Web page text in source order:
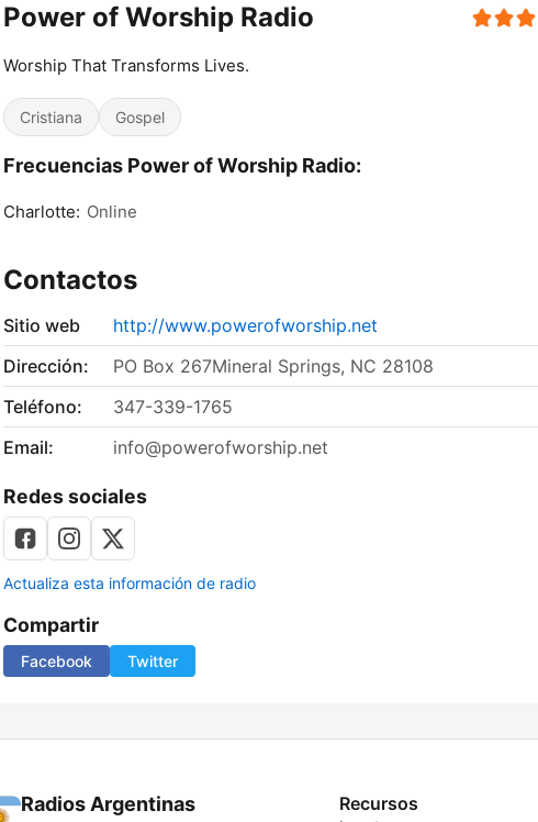
Power of Worship Radio
Worship That Transforms Lives.
Cristiana Gospel
Frecuencias Power of Worship Radio:
Charlotte: Online
Contactos
Sitio web
http://www.powerofworship.net
Dirección:
PO Box 267Mineral Springs, NC 28108
Teléfono:
347-339-1765
Email:
info@powerofworship.net
Redes sociales
Actualiza esta información de radio
Compartir
Facebook Twitter
Radios Argentinas Recursos